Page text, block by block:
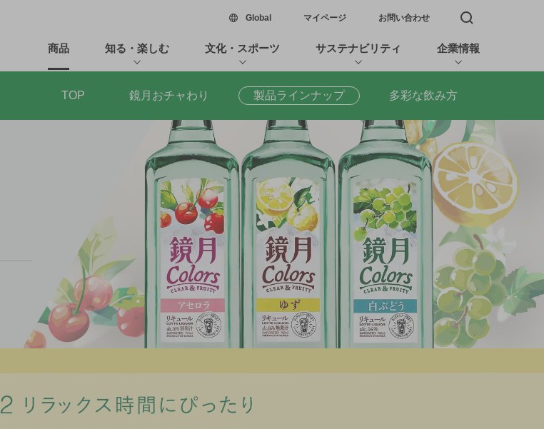
Global新しいウィンドウで開く
マイページ お問い合わせ 検索窓を開く
商品 知る・楽しむ 文化・スポーツ サステナビリティ 企業情報
TOP 鏡月おチャわり 製品ラインナップ 多彩な飲み方